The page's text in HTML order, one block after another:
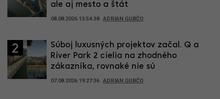
ale aj mesto a štát
08.08.2026 13:54:38 ADRIAN GUBČO
2
Súboj luxusných projektov začal. Q a
River Park 2 cielia na zhodného
zákazníka, rovnaké nie sú
07.08.2026 19:27:36 ADRIAN GUBČO